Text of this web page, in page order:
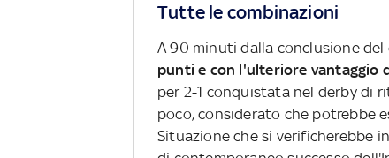
Tutte le combinazioni
A 90 minuti dalla conclusione
punti e con l'ulteriore vantaggio
per 2-1 conquistata nel derby di
poco, considerato che potrebbe
Situazione che si verificherebbe